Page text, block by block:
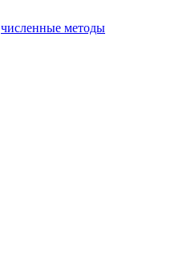
численные методы